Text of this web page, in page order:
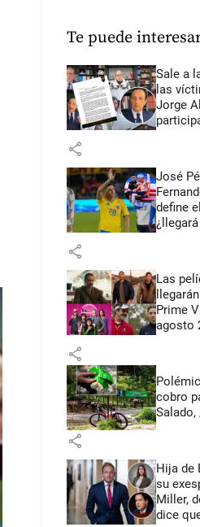
Te puede
Sale a
las
Jorge
share
José
define
share
Las
Prime
agosto
share
cobro
Salado,
share
Hija de
su
Miller,
dice